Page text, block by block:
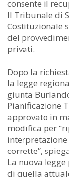
consente il
Il Tribunale di
Costituzionale
del
privati.
Dopo la
la legge
giunta
Pianificazione
approvato in
modifica per
corrette”,
La nuova
di quella